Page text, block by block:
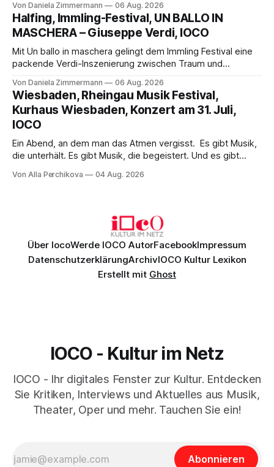
Aufführung mit starken Solisten und den Wiener
Philharmonikern, szenisch bleibt der zweite Akt jedoch
hinter den Erwartungen zurück.
Von Daniela Zimmermann 06 Aug. 2026
Halfing, Immling-Festival, UN BALLO IN
MASCHERA – Giuseppe Verdi, IOCO
Mit Un ballo in maschera gelingt dem Immling Festival eine
packende Verdi-Inszenierung zwischen Traum und
psychologische Tiefe mit starken Bildern, getragen von
einem spielfreudigen Ensemble und einer musikalisch
überzeugenden Gesamtleistung.
Von Daniela Zimmermann 06 Aug. 2026
Wiesbaden, Rheingau Musik Festival,
Kurhaus Wiesbaden, Konzert am 31. Juli,
IOCO
Ein Abend, an dem man das Atmen vergisst. Es gibt Musik,
die unterhält. Es gibt Musik, die begeistert. Und es gibt
Genau so war der Abend im Kurhaus Wiesbaden, an dem
Von Alla Perchikova 04 Aug. 2026
Über IocoWerde IOCO AutorFacebookImpressum
DatenschutzerklärungArchivIOCO Kultur Lexikon
Erstellt mit Ghost
IOCO - Kultur im Netz
IOCO - Ihr digitales Fenster zur Kultur. Entdecken
Sie Kritiken, Interviews und Aktuelles aus Musik,
Theater, Oper und mehr. Tauchen Sie ein!
Abonnieren